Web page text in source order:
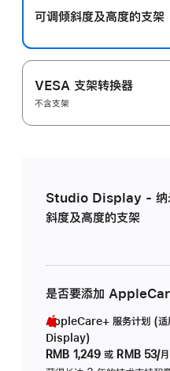
可调倾斜度及高‍度的支‍架
VESA 支架转换器
不含支架
Studio Display - 纳
斜度及高度的支架
是否要添加
AppleCare+ 服务计划 (
Display)
RMB 1,249 或 RMB 53/